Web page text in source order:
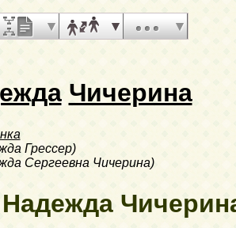
Чичерина
Грессер)
Сергеевна Чичерина)